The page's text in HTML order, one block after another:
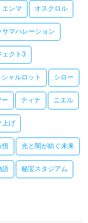
エンマ オスクロル
サマハレーション
ェクト3
シャルロット シロー
ー ティナ ニエル
上げ
悟 光と闇が紡ぐ未来
語 秘宝スタジアム